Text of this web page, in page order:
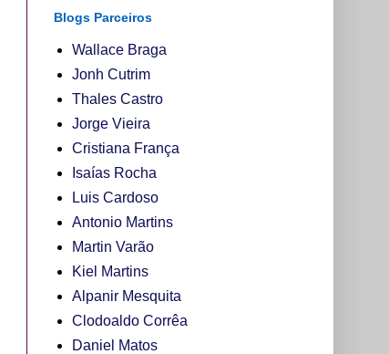
Blogs Parceiros
Wallace Braga
Jonh Cutrim
Thales Castro
Jorge Vieira
Cristiana França
Isaías Rocha
Luis Cardoso
Antonio Martins
Martin Varão
Kiel Martins
Alpanir Mesquita
Clodoaldo Corrêa
Daniel Matos